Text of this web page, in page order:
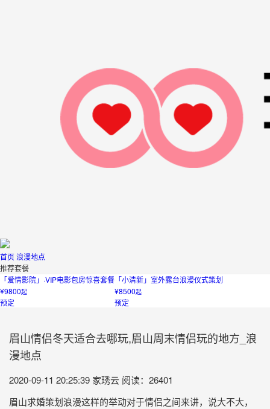
首页浪漫地点
推荐套餐
「爱情影院」·VIP电影包房惊喜套餐
¥9800起
预定
「小清新」室外露台浪漫仪式策划
¥8500起
预定
眉山情侣冬天适合去哪玩,眉山周末情侣玩的地方_浪
漫地点
2020-09-11 20:25:39 家琇云 阅读：26401
眉山求婚策划浪漫这样的举动对于情侣之间来讲，说大不大，